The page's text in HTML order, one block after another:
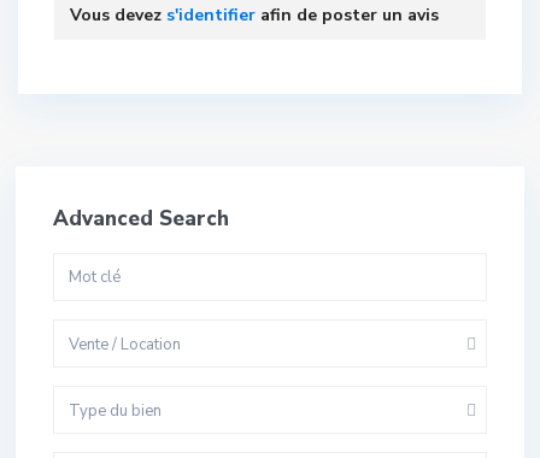
Vous devez s'identifier afin de poster un avis
Advanced Search
Vente / Location
Type du bien